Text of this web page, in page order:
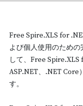
Free Spire.XLS for
よび個人使用のため
して、Free
ASP.NET、.NET
す。